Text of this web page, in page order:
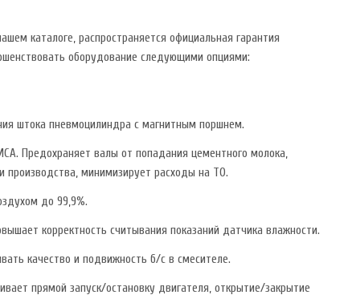
каталоге, распространяется официальная гарантия
оборудование следующими опциями:
штока пневмоцилиндра с магнитным поршнем.
Предохраняет валы от попадания цементного молока,
производства, минимизирует расходы на ТО.
до 99,9%.
корректность считывания показаний датчика влажности.
качество и подвижность б/с в смесителе.
прямой запуск/остановку двигателя, открытие/закрытие